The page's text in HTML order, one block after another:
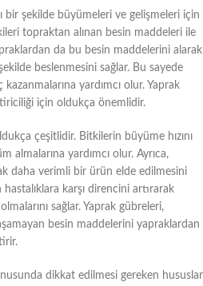
bir şekilde büyümeleri ve gelişmeleri için
topraktan alınan besin maddeleri ile
da bu besin maddelerini alarak
beslenmesini sağlar. Bu sayede
yardımcı olur. Yaprak
için oldukça önemlidir.
çeşitlidir. Bitkilerin büyüme hızını
almalarına yardımcı olur. Ayrıca,
daha verimli bir ürün elde edilmesini
karşı direncini artırarak
sağlar. Yaprak gübreleri,
besin maddelerini yapraklardan
dikkat edilmesi gereken hususlar